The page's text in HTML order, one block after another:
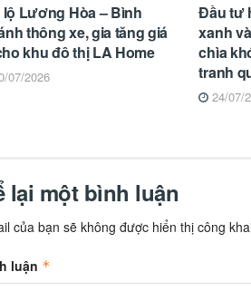
Lương Hòa – Bình
thông xe, gia tăng giá
khu đô thị LA Home
07/2026
Đầu tư
xanh
chìa
tranh
24/07/
lại một bình luận
của bạn sẽ không được hiển thị công
luận *